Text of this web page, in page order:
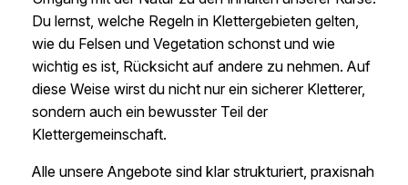
Du lernst, welche Regeln in Klettergebieten gelten,
wie du Felsen und Vegetation schonst und wie
wichtig es ist, Rücksicht auf andere zu nehmen. Auf
diese Weise wirst du nicht nur ein sicherer Kletterer,
sondern auch ein bewusster Teil der
Klettergemeinschaft.
Alle unsere Angebote sind klar strukturiert, praxisnah